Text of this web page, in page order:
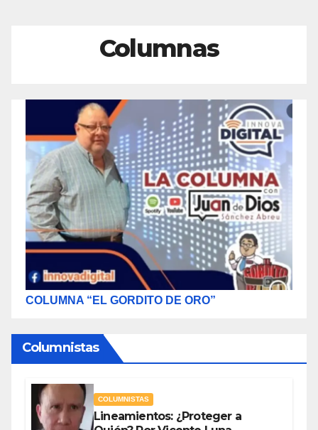
Columnas
COLUMNA “EL GORDITO DE ORO”
Columnistas
COLUMNISTAS
Lineamientos: ¿Proteger a